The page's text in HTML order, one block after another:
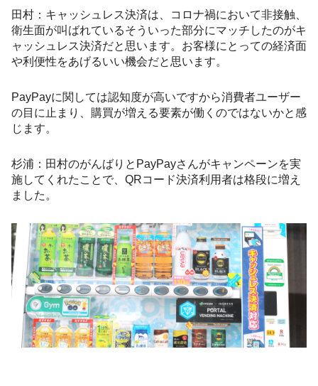
田村：キャッシュレス決済は、コロナ禍において非接触、
衛生面が叫ばれているそういった部分にマッチしたのがキ
ャッシュレス決済だと思います。お客様にとっての経済面
や利便性をあげるいい機会だと思います。
PayPayに関しては認知度が高いですから消費者ユーザー
の目に止まり、購買が増える要素が働くのではないかと感
じます。
杉浦：田村のがんばりとPayPayさんがキャンペーンを実
施してくれたことで、QRコード決済利用者は格段に増え
ました。